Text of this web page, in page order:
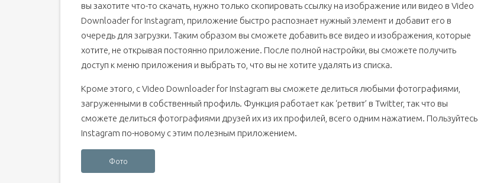
вы захотите что-то скачать, нужно только скопировать ссылку на изображение или видео в Video
Downloader for Instagram, приложение быстро распознает нужный элемент и добавит его в
очередь для загрузки. Таким образом вы сможете добавить все видео и изображения, которые
хотите, не открывая постоянно приложение. После полной настройки, вы сможете получить
доступ к меню приложения и выбрать то, что вы не хотите удалять из списка.
Кроме этого, с Video Downloader for Instagram вы сможете делиться любыми фотографиями,
загруженными в собственный профиль. Функция работает как ‘ретвит’ в Twitter, так что вы
сможете делиться фотографиями друзей их из их профилей, всего одним нажатием. Пользуйтесь
Instagram по-новому с этим полезным приложением.
Фото